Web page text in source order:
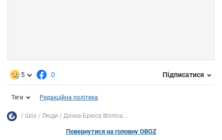
5 0 Підписатися
Теги Редакційна політика
Шоу Люди Дочка Брюса Вілліса...
Повернутися на головну OBOZ